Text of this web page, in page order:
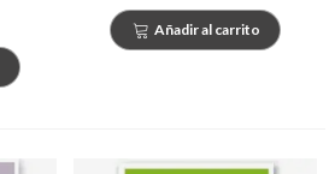
Añadir al carrito